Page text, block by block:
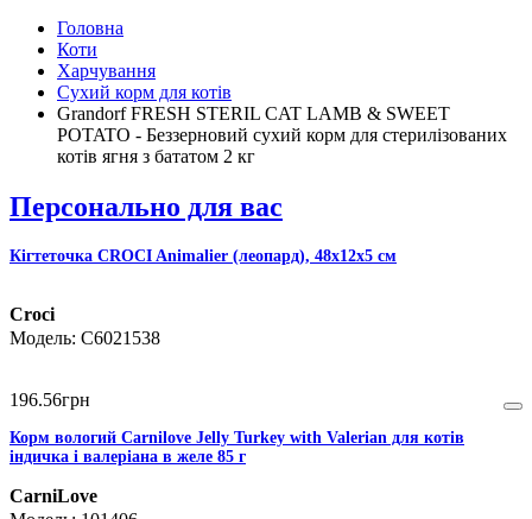
Головна
Коти
Харчування
Сухий корм для котів
Grandorf FRESH STERIL CAT LAMB & SWEET
POTATO - Беззерновий сухий корм для стерилізованих
котів ягня з бататом 2 кг
Персонально для вас
Кігтеточка CROCI Animalier (леопард), 48х12х5 см
Croci
C6021538
196.56грн
Корм вологий Carnilove Jelly Turkey with Valerian для котів
індичка і валеріана в желе 85 г
CarniLove